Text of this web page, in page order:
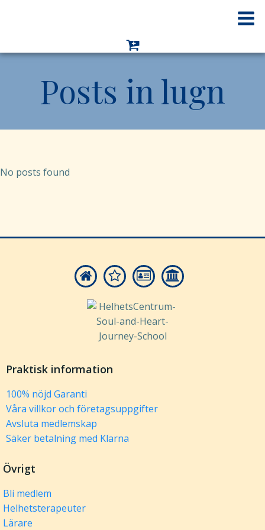
Posts in lugn
No posts found
Praktisk information
100% nöjd Garanti
Våra villkor och företagsuppgifter
Avsluta medlemskap
Säker betalning med Klarna
Övrigt
Bli medlem
Helhetsterapeuter
Lärare